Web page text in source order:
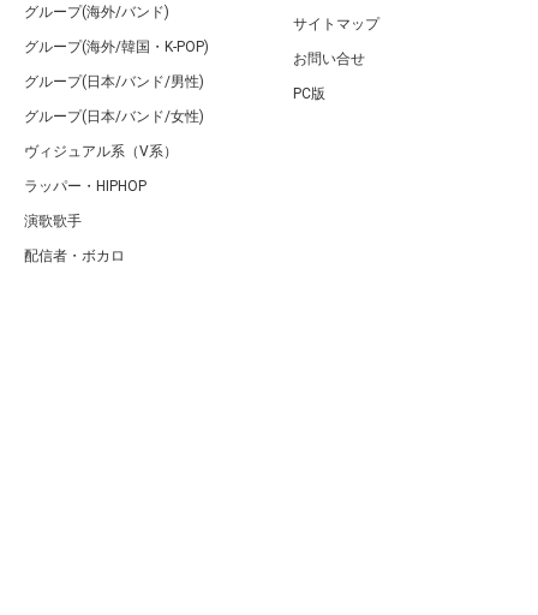
グループ(海外/バンド)
グループ(海外/韓国・K-POP)
グループ(日本/バンド/男性)
グループ(日本/バンド/女性)
ヴィジュアル系（V系）
ラッパー・HIPHOP
演歌歌手
配信者・ボカロ
サイトマップ
お問い合せ
PC版